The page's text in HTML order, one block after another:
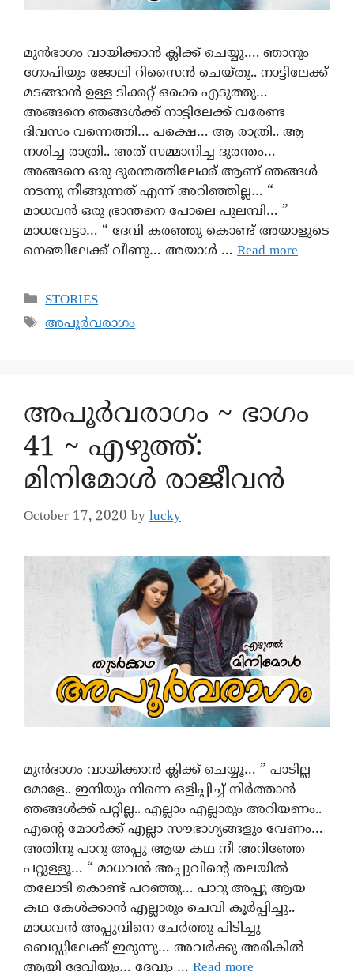
മുൻഭാഗം വായിക്കാൻ ക്ലിക്ക് ചെയ്യൂ…. ഞാനും
ഗോപിയും ജോലി റിസൈൻ ചെയ്തു.. നാട്ടിലേക്ക്
മടങ്ങാന്‍ ഉള്ള ടിക്കറ്റ് ഒക്കെ എടുത്തു…
അങ്ങനെ ഞങ്ങൾക്ക് നാട്ടിലേക്ക് വരേണ്ട
ദിവസം വന്നെത്തി… പക്ഷെ… ആ രാത്രി.. ആ
നശിച്ച രാത്രി.. അത് സമ്മാനിച്ച ദുരന്തം…
അങ്ങനെ ഒരു ദുരന്തത്തിലേക്ക് ആണ് ഞങ്ങൾ
നടന്നു നീങ്ങുന്നത് എന്ന് അറിഞ്ഞില്ല… “
മാധവന്‍ ഒരു ഭ്രാന്തനെ പോലെ പുലമ്പി… ”
മാധവേട്ടാ… “ ദേവി കരഞ്ഞു കൊണ്ട് അയാളുടെ
നെഞ്ചിലേക്ക് വീണു… അയാൾ … Read more
STORIES
അപൂർവരാഗം
അപൂര്‍വരാഗം ~ ഭാഗം
41 ~ എഴുത്ത്:
മിനിമോൾ രാജീവൻ
October 17, 2020 by lucky
മുൻഭാഗം വായിക്കാൻ ക്ലിക്ക് ചെയ്യൂ… ” പാടില്ല
മോളേ.. ഇനിയും നിന്നെ ഒളിപ്പിച്ച് നിര്‍ത്താന്‍
ഞങ്ങൾക്ക് പറ്റില്ല.. എല്ലാം എല്ലാരും അറിയണം..
എന്റെ മോൾക്ക് എല്ലാ സൗഭാഗ്യങ്ങളും വേണം…
അതിനു പാറു അപ്പു ആയ കഥ നീ അറിഞ്ഞേ
പറ്റുള്ളൂ… “ മാധവന്‍ അപ്പുവിന്റെ തലയിൽ
തലോടി കൊണ്ട് പറഞ്ഞു… പാറു അപ്പു ആയ
കഥ കേൾക്കാൻ എല്ലാരും ചെവി കൂർപ്പിച്ചു..
മാധവന്‍ അപ്പുവിനെ ചേര്‍ത്തു പിടിച്ചു
ബെഡ്ഡിലേക്ക് ഇരുന്നു… അവര്‍ക്കു അരികില്‍
ആയി ദേവിയും… ദേവും … Read more